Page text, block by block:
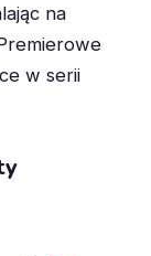
na
w serii